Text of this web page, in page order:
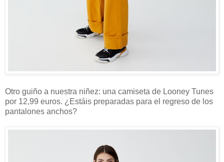
Otro guiño a nuestra niñez: una camiseta de Looney Tunes
por 12,99 euros. ¿Estáis preparadas para el regreso de los
pantalones anchos?